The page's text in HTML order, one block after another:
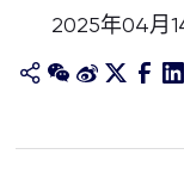
2025年04月